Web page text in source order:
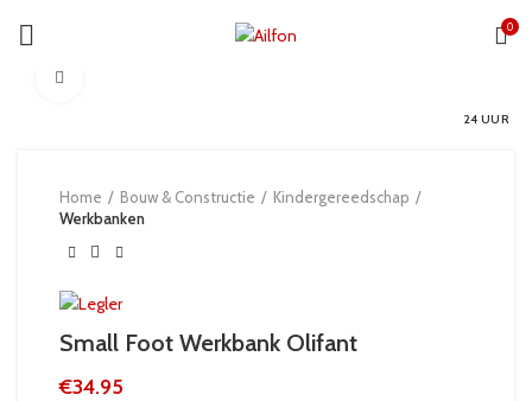
0
24 UUR
Home Bouw & Constructie
Kindergereedschap
Werkbanken
Small Foot Werkbank Olifant
€34.95